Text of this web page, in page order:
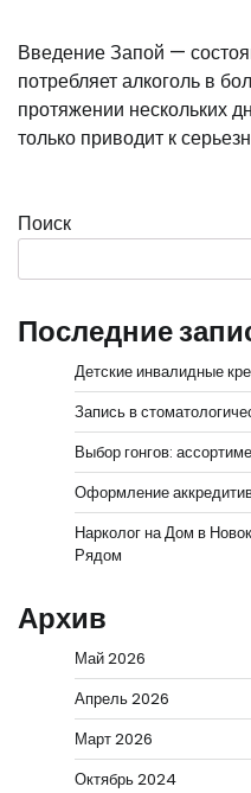
Введение Запой —
потребляет алкоголь в
протяжении нескольких
только приводит к
Поиск
Последние
Детские инвалидные
Запись в
Выбор гонгов:
Оформление
Нарколог на Дом в
Рядом
Архив
Май 2026
Апрель 2026
Март 2026
Октябрь 2024